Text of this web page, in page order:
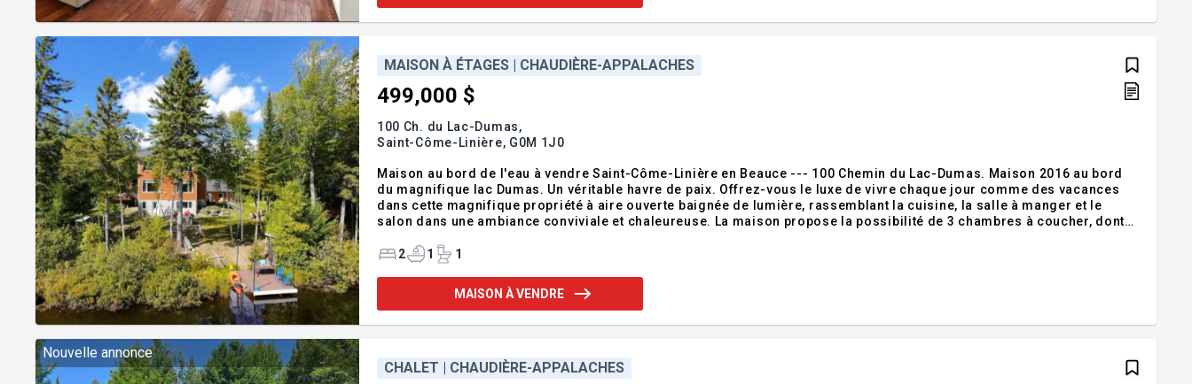
MAISON À ÉTAGES | CHAUDIÈRE-APPALACHES
499,000 $
100 Ch. du Lac-Dumas,
Saint-Côme-Linière, G0M 1J0
Maison au bord de l'eau à vendre Saint-Côme-Linière en Beauce --- 100 Chemin du Lac-Dumas. Maison 2016 au bord
du magnifique lac Dumas. Un véritable havre de paix. Offrez-vous le luxe de vivre chaque jour comme des vacances
dans cette magnifique propriété à aire ouverte baignée de lumière, rassemblant la cuisine, la salle à manger et le
salon dans une ambiance conviviale et chaleureuse. La maison propose la possibilité de 3 chambres à coucher, dont
donnant directement sur l'eau,
2 1 1
MAISON À VENDRE
Nouvelle annonce
CHALET | CHAUDIÈRE-APPALACHES